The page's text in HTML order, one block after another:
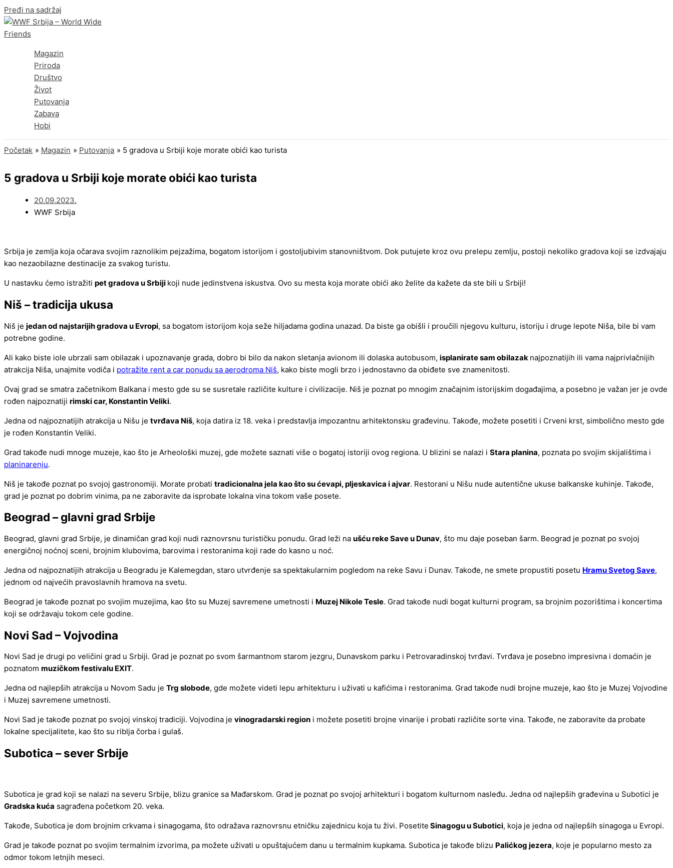
Pređi na sadržaj
Magazin
Priroda
Društvo
Život
Putovanja
Zabava
Hobi
Početak Magazin Putovanja 5 gradova u Srbiji koje morate obići kao turista
5 gradova u Srbiji koje morate obići kao turista
20.09.2023.
WWF Srbija
Srbija je zemlja koja očarava svojim raznolikim pejzažima, bogatom istorijom i gostoljubivim stanovništvom. Dok putujete kroz ovu prelepu zemlju, postoji nekoliko gradova koji se izdvajaju
kao nezaobilazne destinacije za svakog turistu.
U nastavku ćemo istražiti pet gradova u Srbiji koji nude jedinstvena iskustva. Ovo su mesta koja morate obići ako želite da kažete da ste bili u Srbiji!
Niš – tradicija ukusa
Niš je jedan od najstarijih gradova u Evropi, sa bogatom istorijom koja seže hiljadama godina unazad. Da biste ga obišli i proučili njegovu kulturu, istoriju i druge lepote Niša, bile bi vam
potrebne godine.
Ali kako biste iole ubrzali sam obilazak i upoznavanje grada, dobro bi bilo da nakon sletanja avionom ili dolaska autobusom, isplanirate sam obilazak najpoznatijih ili vama najprivlačnijih
atrakcija Niša, unajmite vodiča i potražite rent a car ponudu sa aerodroma Niš, kako biste mogli brzo i jednostavno da obiđete sve znamenitosti.
Ovaj grad se smatra začetnikom Balkana i mesto gde su se susretale različite kulture i civilizacije. Niš je poznat po mnogim značajnim istorijskim događajima, a posebno je važan jer je ovde
rođen najpoznatiji rimski car, Konstantin Veliki.
Jedna od najpoznatijih atrakcija u Nišu je tvrđava Niš, koja datira iz 18. veka i predstavlja impozantnu arhitektonsku građevinu. Takođe, možete posetiti i Crveni krst, simbolično mesto gde
je rođen Konstantin Veliki.
Grad takođe nudi mnoge muzeje, kao što je Arheološki muzej, gde možete saznati više o bogatoj istoriji ovog regiona. U blizini se nalazi i Stara planina, poznata po svojim skijalištima i
planinarenju.
Niš je takođe poznat po svojoj gastronomiji. Morate probati tradicionalna jela kao što su ćevapi, pljeskavica i ajvar. Restorani u Nišu nude autentične ukuse balkanske kuhinje. Takođe,
grad je poznat po dobrim vinima, pa ne zaboravite da isprobate lokalna vina tokom vaše posete.
Beograd – glavni grad Srbije
Beograd, glavni grad Srbije, je dinamičan grad koji nudi raznovrsnu turističku ponudu. Grad leži na ušću reke Save u Dunav, što mu daje poseban šarm. Beograd je poznat po svojoj
energičnoj noćnoj sceni, brojnim klubovima, barovima i restoranima koji rade do kasno u noć.
Jedna od najpoznatijih atrakcija u Beogradu je Kalemegdan, staro utvrđenje sa spektakularnim pogledom na reke Savu i Dunav. Takođe, ne smete propustiti posetu Hramu Svetog Save,
jednom od najvećih pravoslavnih hramova na svetu.
Beograd je takođe poznat po svojim muzejima, kao što su Muzej savremene umetnosti i Muzej Nikole Tesle. Grad takođe nudi bogat kulturni program, sa brojnim pozorištima i koncertima
koji se održavaju tokom cele godine.
Novi Sad – Vojvodina
Novi Sad je drugi po veličini grad u Srbiji. Grad je poznat po svom šarmantnom starom jezgru, Dunavskom parku i Petrovaradinskoj tvrđavi. Tvrđava je posebno impresivna i domaćin je
poznatom muzičkom festivalu EXIT.
Jedna od najlepših atrakcija u Novom Sadu je Trg slobode, gde možete videti lepu arhitekturu i uživati u kafićima i restoranima. Grad takođe nudi brojne muzeje, kao što je Muzej Vojvodine
i Muzej savremene umetnosti.
Novi Sad je takođe poznat po svojoj vinskoj tradiciji. Vojvodina je vinogradarski region i možete posetiti brojne vinarije i probati različite sorte vina. Takođe, ne zaboravite da probate
lokalne specijalitete, kao što su riblja čorba i gulaš.
Subotica – sever Srbije
Subotica je grad koji se nalazi na severu Srbije, blizu granice sa Mađarskom. Grad je poznat po svojoj arhitekturi i bogatom kulturnom nasleđu. Jedna od najlepših građevina u Subotici je
Gradska kuća sagrađena početkom 20. veka.
Takođe, Subotica je dom brojnim crkvama i sinagogama, što odražava raznovrsnu etničku zajednicu koja tu živi. Posetite Sinagogu u Subotici, koja je jedna od najlepših sinagoga u Evropi.
Grad je takođe poznat po svojim termalnim izvorima, pa možete uživati u opuštajućem danu u termalnim kupkama. Subotica je takođe blizu Palićkog jezera, koje je popularno mesto za
odmor tokom letnjih meseci.